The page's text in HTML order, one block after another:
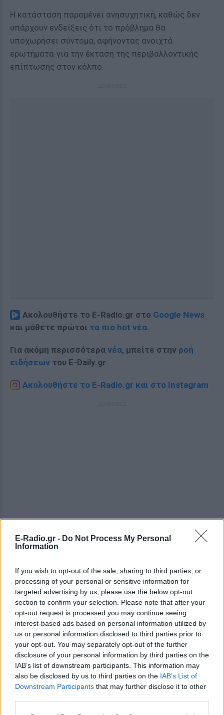
E-Radio.gr - Do Not Process My Personal
Information
If you wish to opt-out of the sale, sharing to third parties, or
processing of your personal or sensitive information for
targeted advertising by us, please use the below opt-out
section to confirm your selection. Please note that after your
opt-out request is processed you may continue seeing
interest-based ads based on personal information utilized by
us or personal information disclosed to third parties prior to
your opt-out. You may separately opt-out of the further
disclosure of your personal information by third parties on the
IAB’s list of downstream participants. This information may
also be disclosed by us to third parties on the IAB’s List of
Downstream Participants that may further disclose it to other
Η κατάσταση παραμένει ανησυχητική, καθώς δεν
υπάρχουν ενδείξεις ότι το πρόβλημα θα
υποχωρήσει σύντομα, αφήνοντας ανοιχτά
ερωτήματα για την έκταση της περιβαλλοντικής
επίπτωσης στον κόλπο.
Ακολουθήστε το E-Radio.gr στο Google News
και μάθετε πρώτοι τα πιο hot νέα.
Για ακόμη περισσότερα νέα, μπείτε στην ροή
ειδήσεων του E-Daily.gr
Ακολουθήστε το E-Radio.gr και στο Instagram
ΔΕΙΤΕ ΕΠΙΣΗΣ
ΣΤΗΝ ΙΔΙΑ ΚΑΤΗΓΟΡΙΑ